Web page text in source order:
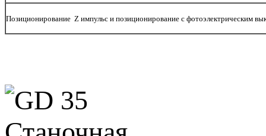
Позиционирование Z импульс и позиционирование с фотоэлектрическим